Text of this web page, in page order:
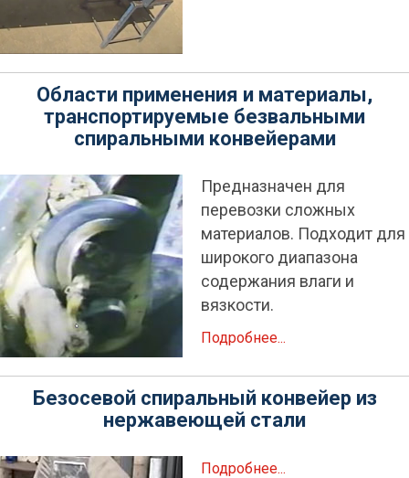
Области применения и материалы,
транспортируемые безвальными
спиральными конвейерами
Предназначен для
перевозки сложных
материалов. Подходит для
широкого диапазона
содержания влаги и
вязкости.
Подробнее...
Безосевой спиральный конвейер из
нержавеющей стали
Подробнее...